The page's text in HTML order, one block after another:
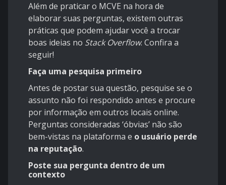
Além de praticar o MCVE na hora de
elaborar suas perguntas, existem outras
práticas que podem ajudar você a trocar
boas ideias no Stack Overflow. Confira a
seguir!
Faça uma pesquisa primeiro
Antes de postar sua questão, pesquise se o
assunto não foi respondido antes e procure
por informação em outros locais online.
Perguntas consideradas ‘óbvias’ não são
bem-vistas na plataforma e o usuário perde
na reputação.
Poste sua pergunta dentro de um
contexto